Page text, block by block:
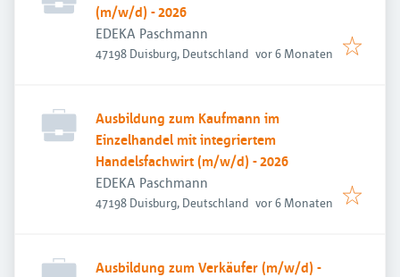
(m/w/d) - 2026
EDEKA Paschmann
47198 Duisburg, Deutschland Veröffentlicht:
vor 6 Monaten
Ausbildung zum Kaufmann im
Einzelhandel mit integriertem
Handelsfachwirt (m/w/d) - 2026
EDEKA Paschmann
47198 Duisburg, Deutschland Veröffentlicht:
vor 6 Monaten
Ausbildung zum Verkäufer (m/w/d) -